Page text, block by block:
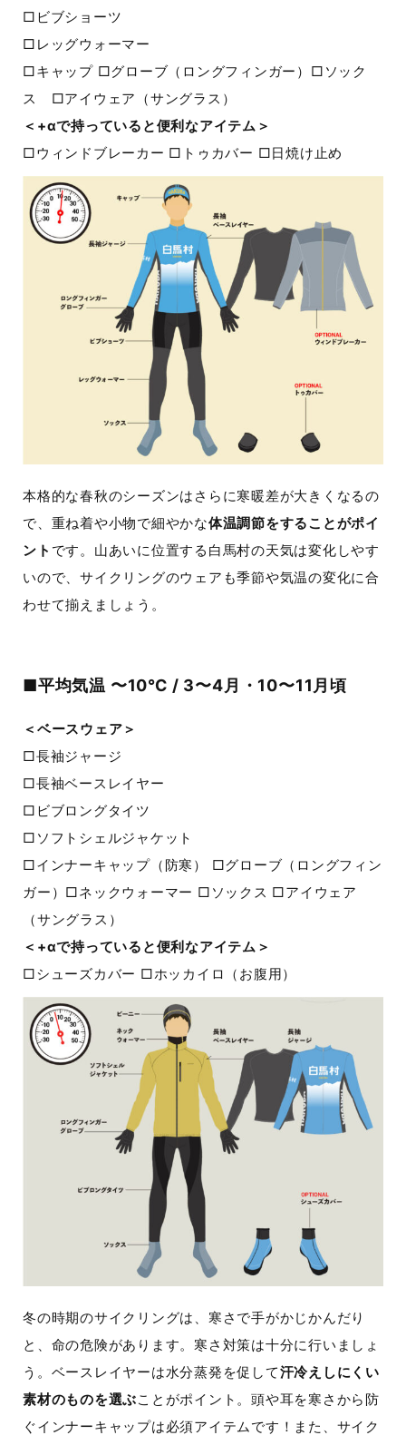
□ビブショーツ
□レッグウォーマー
□キャップ □グローブ（ロングフィンガー）□ソック
ス □アイウェア（サングラス）
＜+αで持っていると便利なアイテム＞
□ウィンドブレーカー □トゥカバー □日焼け止め
本格的な春秋のシーズンはさらに寒暖差が大きくなるの
で、重ね着や小物で細やかな体温調節をすることがポイ
ント です。山あいに位置する白馬村の天気は変化しやす
いので、サイクリングのウェアも季節や気温の変化に合
わせて揃えましょう。
■平均気温 〜10℃ / 3〜4月・10〜11月頃
＜ベースウェア＞
□長袖ジャージ
□長袖ベースレイヤー
□ビブロングタイツ
□ソフトシェルジャケット
□インナーキャップ（防寒） □グローブ（ロングフィン
ガー）□ネックウォーマー □ソックス □アイウェア
（サングラス）
＜+αで持っていると便利なアイテム＞
□シューズカバー □ホッカイロ（お腹用）
冬の時期のサイクリングは、寒さで手がかじかんだり
と、命の危険があります。寒さ対策は十分に行いましょ
う。ベースレイヤーは水分蒸発を促して汗冷えしにくい
素材のものを選ぶことがポイント。頭や耳を寒さから防
ぐインナーキャップは必須アイテムです！また、サイク